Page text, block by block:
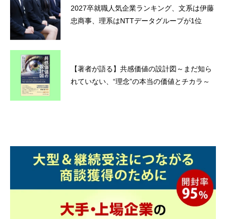
2027卒就職人気企業ランキング、文系は伊藤
忠商事、理系はNTTデータグループが1位
【著者が語る】共感価値の設計図～まだ知ら
れていない、“理念”の本当の価値とチカラ～